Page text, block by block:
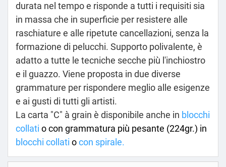
durata nel tempo e risponde a tutti i requisiti sia
in massa che in superficie per resistere alle
raschiature e alle ripetute cancellazioni, senza la
formazione di pelucchi. Supporto polivalente, è
adatto a tutte le tecniche secche più l'inchiostro
e il guazzo. Viene proposta in due diverse
grammature per rispondere meglio alle esigenze
e ai gusti di tutti gli artisti.
La carta "C" à grain è disponibile anche in blocchi
collati o con grammatura più pesante (224gr.) in
blocchi collati ocon spirale.